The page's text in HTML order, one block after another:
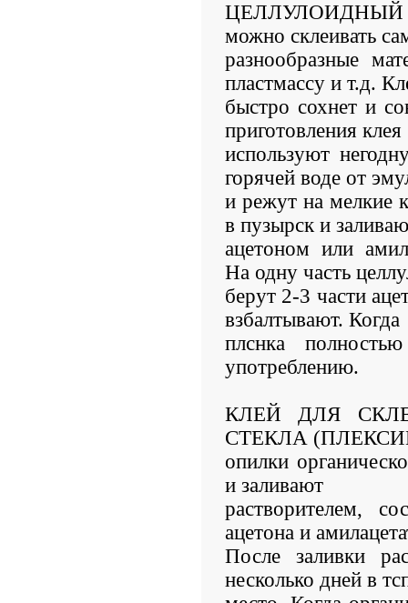
ЦЕЛЛУЛОИДНЫЙ
можно склеивать
разнообразные
пластмассу и т.д.
быстро сохнет и
приготовления клея
используют
горячей воде от
и режут на мелкие
в пузырск и
ацетоном или
На одну часть
берут 2-3 части
взбалтывают. Когда
плснка
употреблению.
КЛЕЙ ДЛЯ
СТЕКЛА
опилки
и заливают
растворителем,
ацетона и
После заливки
несколько дней в